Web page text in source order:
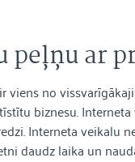
peļņu ar
viens no
biznesu.
Interneta veikalu
daudz laika un